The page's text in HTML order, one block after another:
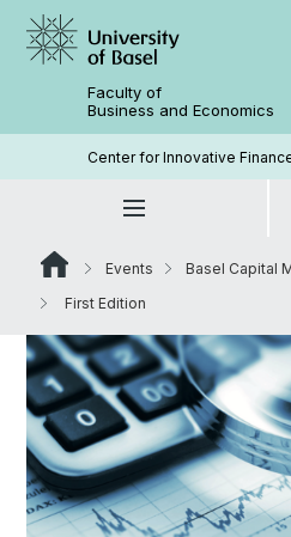
Faculty of
Business and Economics
Center for Innovative
Events
Basel Capital
First Edition